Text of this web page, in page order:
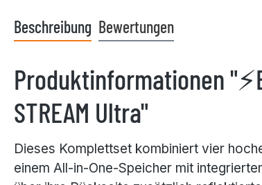
Beschreibung Bewertungen
Produktinformationen
STREAM Ultra"
Dieses Komplettset kombiniert vier
einem All-in-One-Speicher mit